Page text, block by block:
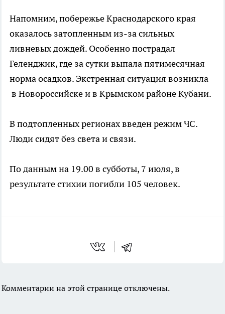
Напомним, побережье Краснодарского края
оказалось затопленным из-за сильных
ливневых дождей. Особенно пострадал
Геленджик, где за сутки выпала пятимесячная
норма осадков. Экстренная ситуация возникла
в Новороссийске и в Крымском районе Кубани.
В подтопленных регионах введен режим ЧС.
Люди сидят без света и связи.
По данным на 19.00 в субботы, 7 июля, в
результате стихии погибли 105 человек.
Комментарии на этой странице отключены.